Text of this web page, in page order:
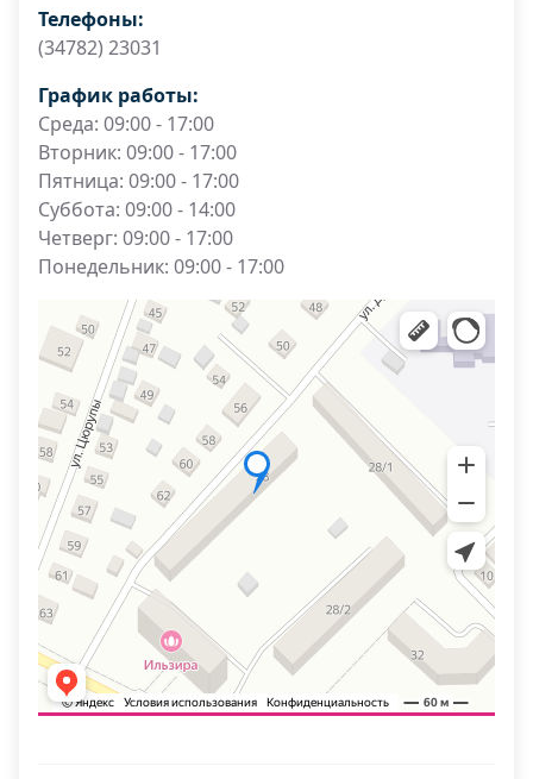
Телефоны:
(34782) 23031
График работы:
Среда: 09:00 - 17:00
Вторник: 09:00 - 17:00
Пятница: 09:00 - 17:00
Суббота: 09:00 - 14:00
Четверг: 09:00 - 17:00
Понедельник: 09:00 - 17:00